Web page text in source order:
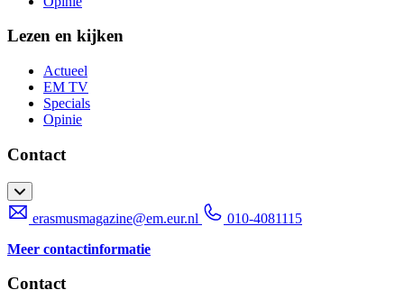
Lezen en kijken
Actueel
EM TV
Specials
Opinie
Contact
erasmusmagazine@em.eur.nl
010-4081115
Meer contactinformatie
Contact